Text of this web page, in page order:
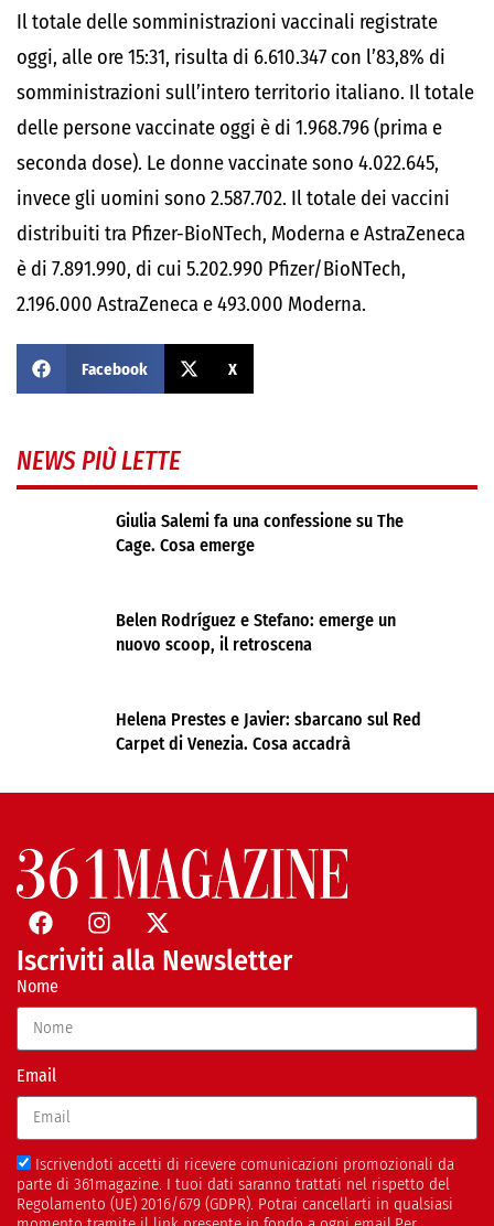
Il totale delle somministrazioni vaccinali registrate
oggi, alle ore 15:31, risulta di 6.610.347 con l’83,8% di
somministrazioni sull’intero territorio italiano. Il totale
delle persone vaccinate oggi è di 1.968.796 (prima e
seconda dose). Le donne vaccinate sono 4.022.645,
invece gli uomini sono 2.587.702. Il totale dei vaccini
distribuiti tra Pfizer-BioNTech, Moderna e AstraZeneca
è di 7.891.990, di cui 5.202.990 Pfizer/BioNTech,
2.196.000 AstraZeneca e 493.000 Moderna.
Facebook X
NEWS PIÙ LETTE
Giulia Salemi fa una confessione su The
Cage. Cosa emerge
Belen Rodríguez e Stefano: emerge un
nuovo scoop, il retroscena
Helena Prestes e Javier: sbarcano sul Red
Carpet di Venezia. Cosa accadrà
Iscriviti alla Newsletter
Nome
Email
Iscrivendoti accetti di ricevere comunicazioni promozionali da
parte di 361magazine. I tuoi dati saranno trattati nel rispetto del
Regolamento (UE) 2016/679 (GDPR). Potrai cancellarti in qualsiasi